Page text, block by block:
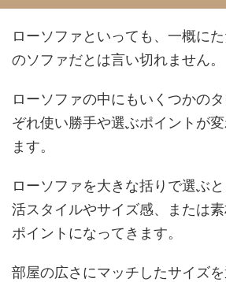
ローソファといっても、一概に
のソファだとは言い切れません。
ローソファの中にもいくつかの
ぞれ使い勝手や選ぶポイントが
ます。
ローソファを大きな括りで選ぶ
活スタイルやサイズ感、または
ポイントになってきます。
部屋の広さにマッチしたサイズ